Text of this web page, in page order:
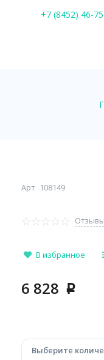
+7 (8452) 46-
Арт 108149
В избранное
6 828 p
Выберите